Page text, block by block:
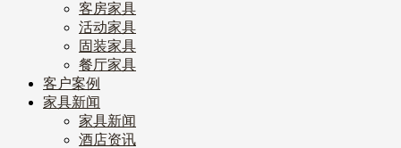
客房家具
活动家具
固装家具
餐厅家具
客户案例
家具新闻
家具新闻
酒店资讯